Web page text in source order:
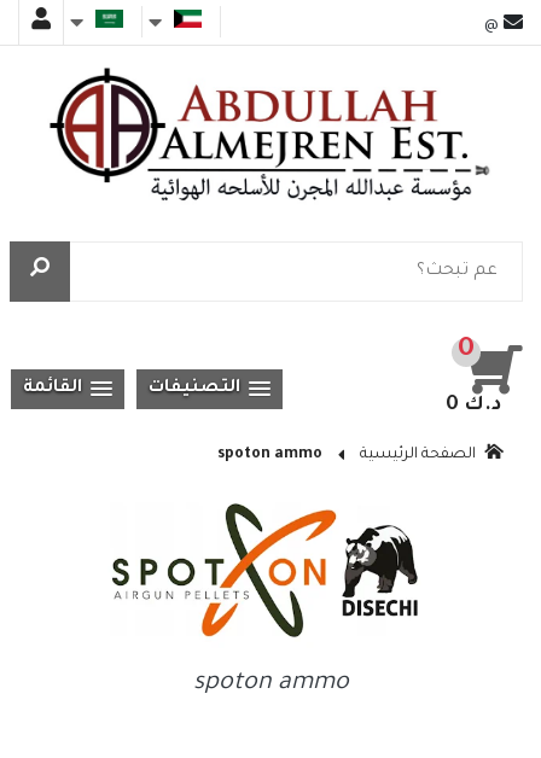
@
0
0 د.ك
القائمة التصنيفات
الصفحة الرئيسية spoton ammo
spoton ammo